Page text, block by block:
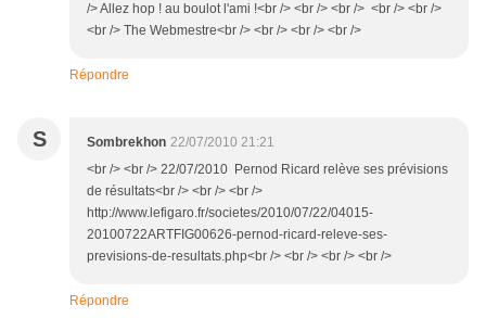
/> Allez hop ! au boulot l'ami !<br /> <br /> <br /> <br /> <br />
<br /> The Webmestre<br /> <br /> <br /> <br />
Répondre
S Sombrekhon 22/07/2010 21:21
<br /> <br /> 22/07/2010 Pernod Ricard relève ses prévisions
de résultats<br /> <br /> <br />
http://www.lefigaro.fr/societes/2010/07/22/04015-
20100722ARTFIG00626-pernod-ricard-releve-ses-
previsions-de-resultats.php<br /> <br /> <br /> <br />
Répondre